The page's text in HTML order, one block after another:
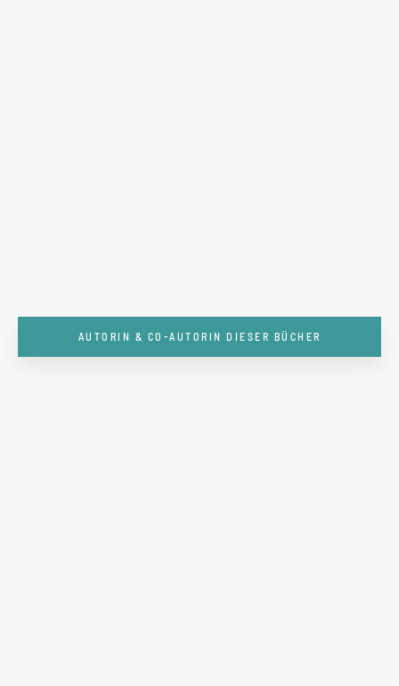
AUTORIN & CO-AUTORIN DIESER BÜCHER